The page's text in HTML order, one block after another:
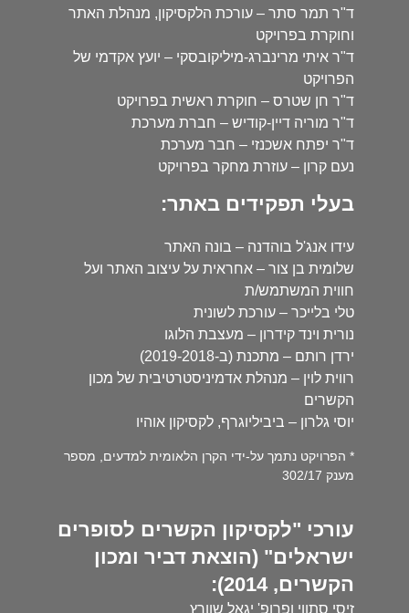
ד"ר תמר סתר – עורכת הלקסיקון, מנהלת האתר
וחוקרת בפרויקט
ד"ר איתי מרינברג-מיליקובסקי – יועץ אקדמי של
הפרויקט
ד"ר חן שטרס – חוקרת ראשית בפרויקט
ד"ר מוריה דיין-קודיש – חברת מערכת
ד"ר יפתח אשכנזי – חבר מערכת
נעם קרון – עוזרת מחקר בפרויקט
בעלי תפקידים באתר:
עידו אנג'ל בוהדנה – בונה האתר
שלומית בן צור – אחראית על עיצוב האתר ועל
חווית המשתמש/ת
טלי בלייכר – עורכת לשונית
נורית וינד קידרון – מעצבת הלוגו
ירדן רותם – מתכנת (ב-2019-2018)
רווית לוין – מנהלת אדמיניסטרטיבית של מכון
הקשרים
יוסי גלרון – ביביליוגרף, לקסיקון אוהיו
* הפרויקט נתמך על-ידי הקרן הלאומית למדעים, מספר
מענק 302/17
עורכי "לקסיקון הקשרים לסופרים
ישראלים" (הוצאת דביר ומכון
הקשרים, 2014):
זיסי סתווי ופרופ' יגאל שוורץ